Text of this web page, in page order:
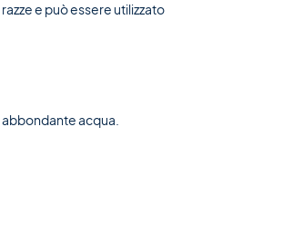
e può essere utilizzato
acqua.